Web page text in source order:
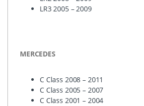
LR3 2005 – 2009
MERCEDES
C Class 2008 – 2011
C Class 2005 – 2007
C Class 2001 – 2004